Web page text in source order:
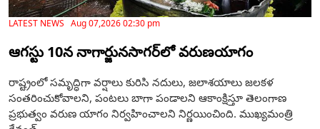
LATEST NEWS Aug 07,2026 02:30 pm
ఆగస్టు 10న నాగార్జునసాగర్‌లో వరుణయాగం
రాష్ట్రంలో సమృద్ధిగా వర్షాలు కురిసి నదులు, జలాశయాలు జలకళ
సంతరించుకోవాలని, పంటలు బాగా పండాలని ఆకాంక్షిస్తూ తెలంగాణ
ప్రభుత్వం వరుణ యాగం నిర్వహించాలని నిర్ణయించింది. ముఖ్యమంత్రి